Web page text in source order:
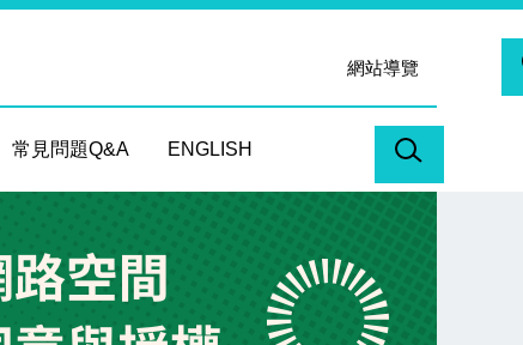
網站導覽
常見問題Q&A ENGLISH